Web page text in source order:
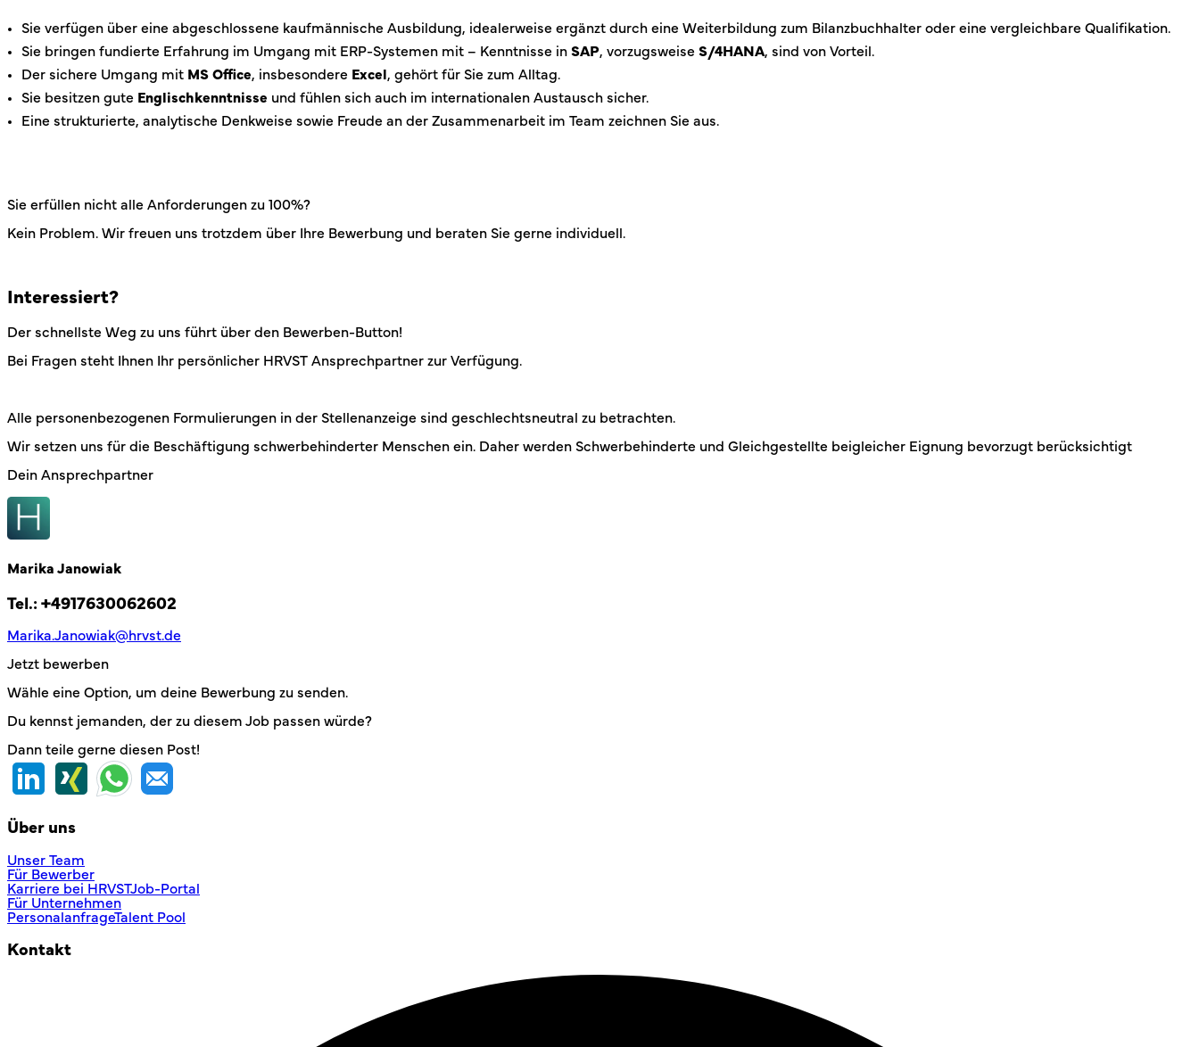
Sie verfügen über eine abgeschlossene kaufmännische Ausbildung, idealerweise ergänzt durch eine Weiterbildung zum Bilanzbuchhalter oder eine vergleichbare Qualifikation.
Sie bringen fundierte Erfahrung im Umgang mit ERP-Systemen mit – Kenntnisse in SAP, vorzugsweise S/4HANA, sind von Vorteil.
Der sichere Umgang mit MS Office, insbesondere Excel , gehört für Sie zum Alltag.
Sie besitzen gute Englischkenntnisse und fühlen sich auch im internationalen Austausch sicher.
Eine strukturierte, analytische Denkweise sowie Freude an der Zusammenarbeit im Team zeichnen Sie aus.
Sie erfüllen nicht alle Anforderungen zu 100%?
Kein Problem. Wir freuen uns trotzdem über Ihre Bewerbung und beraten Sie gerne individuell.
Interessiert?
Der schnellste Weg zu uns führt über den Bewerben-Button!
Bei Fragen steht Ihnen Ihr persönlicher HRVST Ansprechpartner zur Verfügung.
Alle personenbezogenen Formulierungen in der Stellenanzeige sind geschlechtsneutral zu betrachten.
Wir setzen uns für die Beschäftigung schwerbehinderter Menschen ein. Daher werden Schwerbehinderte und Gleichgestellte beigleicher Eignung bevorzugt berücksichtigt
Dein Ansprechpartner
Marika Janowiak
Tel.: +4917630062602
Marika.Janowiak@hrvst.de
Jetzt bewerben
Wähle eine Option, um deine Bewerbung zu senden.
Du kennst jemanden, der zu diesem Job passen würde?
Dann teile gerne diesen Post!
Über uns
Unser Team
Für Bewerber
Karriere bei HRVSTJob-Portal
Für Unternehmen
PersonalanfrageTalent Pool
Kontakt